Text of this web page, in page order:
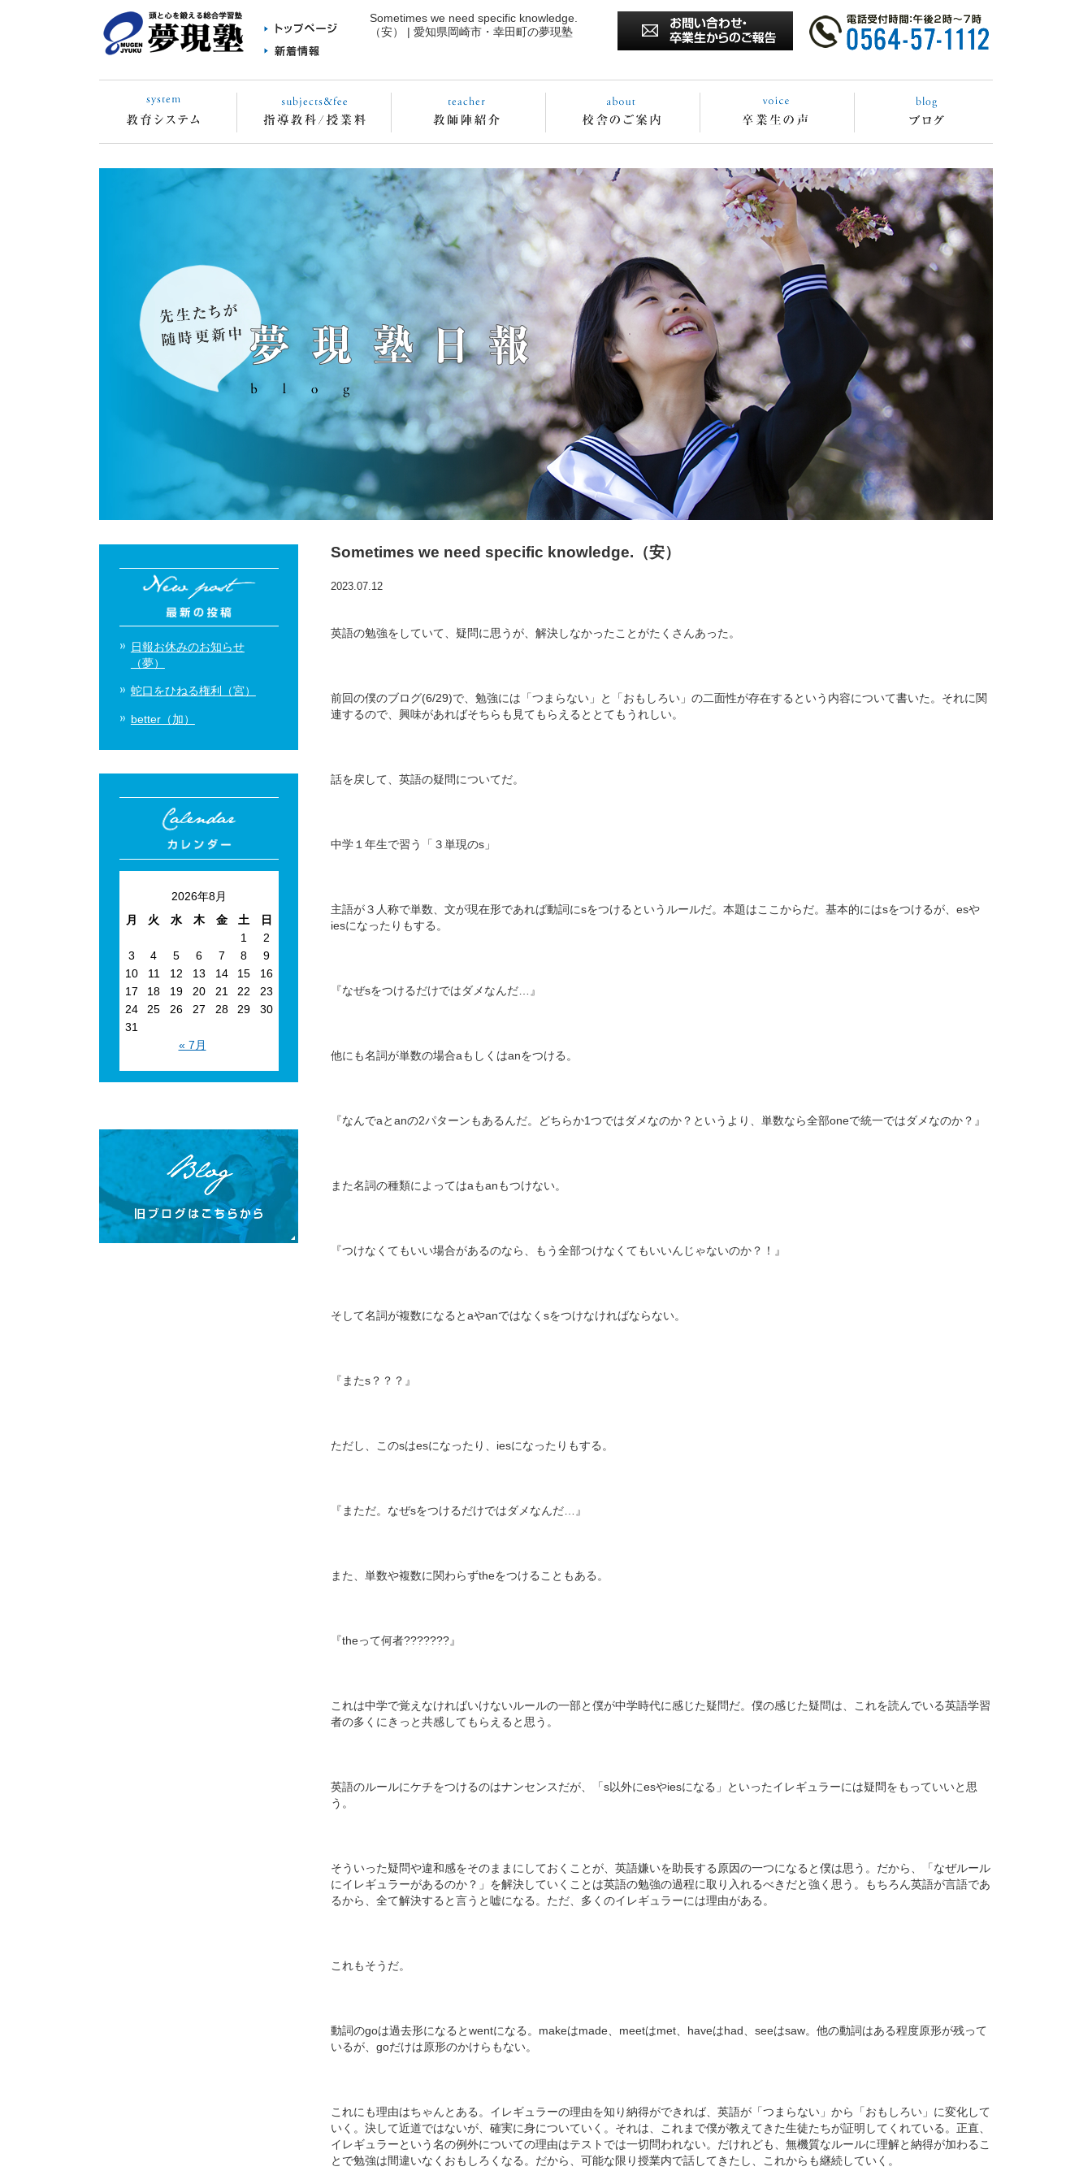
Sometimes we need specific knowledge.
（安） | 愛知県岡崎市・幸田町の夢現塾
Sometimes we need specific knowledge.（安）
2023.07.12
英語の勉強をしていて、疑問に思うが、解決しなかったことがたくさんあった。
前回の僕のブログ(6/29)で、勉強には「つまらない」と「おもしろい」の二面性が存在するという内容について書いた。それに関
連するので、興味があればそちらも見てもらえるととてもうれしい。
話を戻して、英語の疑問についてだ。
中学１年生で習う「３単現のs」
主語が３人称で単数、文が現在形であれば動詞にsをつけるというルールだ。本題はここからだ。基本的にはsをつけるが、esや
iesになったりもする。
『なぜsをつけるだけではダメなんだ…』
他にも名詞が単数の場合aもしくはanをつける。
『なんでaとanの2パターンもあるんだ。どちらか1つではダメなのか？というより、単数なら全部oneで統一ではダメなのか？』
また名詞の種類によってはaもanもつけない。
『つけなくてもいい場合があるのなら、もう全部つけなくてもいいんじゃないのか？！』
そして名詞が複数になるとaやanではなくsをつけなければならない。
『またs？？？』
ただし、このsはesになったり、iesになったりもする。
『まただ。なぜsをつけるだけではダメなんだ…』
また、単数や複数に関わらずtheをつけることもある。
『theって何者???????』
これは中学で覚えなければいけないルールの一部と僕が中学時代に感じた疑問だ。僕の感じた疑問は、これを読んでいる英語学習
者の多くにきっと共感してもらえると思う。
英語のルールにケチをつけるのはナンセンスだが、「s以外にesやiesになる」といったイレギュラーには疑問をもっていいと思
う。
そういった疑問や違和感をそのままにしておくことが、英語嫌いを助長する原因の一つになると僕は思う。だから、「なぜルール
にイレギュラーがあるのか？」を解決していくことは英語の勉強の過程に取り入れるべきだと強く思う。もちろん英語が言語であ
るから、全て解決すると言うと嘘になる。ただ、多くのイレギュラーには理由がある。
これもそうだ。
動詞のgoは過去形になるとwentになる。makeはmade、meetはmet、haveはhad、seeはsaw。他の動詞はある程度原形が残って
いるが、goだけは原形のかけらもない。
これにも理由はちゃんとある。イレギュラーの理由を知り納得ができれば、英語が「つまらない」から「おもしろい」に変化して
いく。決して近道ではないが、確実に身についていく。それは、これまで僕が教えてきた生徒たちが証明してくれている。正直、
イレギュラーという名の例外についての理由はテストでは一切問われない。だけれども、無機質なルールに理解と納得が加わるこ
とで勉強は間違いなくおもしろくなる。だから、可能な限り授業内で話してきたし、これからも継続していく。
日報お休みのお知らせ
（夢）
蛇口をひねる権利（宮）
better（加）
2026年8月
月
火 水 木 金 土
日
1
2
3
4 5 6 7 8
9
10
11 12 13 14 15
16
17
18 19 20 21 22
23
24
25 26 27 28 29
30
31
« 7月